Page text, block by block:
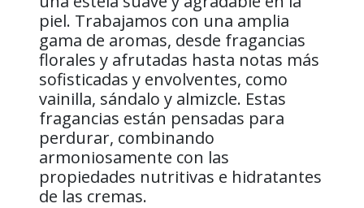
piel. Trabajamos con una amplia
gama de aromas, desde fragancias
florales y afrutadas hasta notas más
sofisticadas y envolventes, como
vainilla, sándalo y almizcle. Estas
fragancias están pensadas para
perdurar, combinando
armoniosamente con las
propiedades nutritivas e hidratantes
de las cremas.